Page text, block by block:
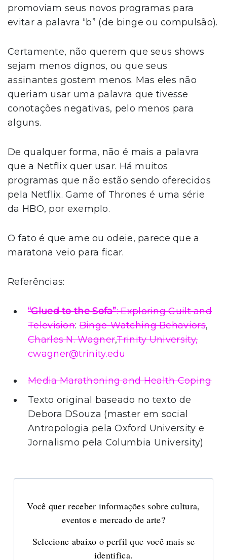
promoviam seus novos programas para
evitar a palavra “b” (de binge ou compulsão).
Certamente, não querem que seus shows
sejam menos dignos, ou que seus
assinantes gostem menos. Mas eles não
queriam usar uma palavra que tivesse
conotações negativas, pelo menos para
alguns.
De qualquer forma, não é mais a palavra
que a Netflix quer usar. Há muitos
programas que não estão sendo oferecidos
pela Netflix. Game of Thrones é uma série
da HBO, por exemplo.
O fato é que ame ou odeie, parece que a
maratona veio para ficar.
Referências:
“Glued to the Sofa”: Exploring Guilt and
Television:Binge-Watching Behaviors,
Charles N. Wagner,Trinity University,
cwagner@trinity.edu
Media Marathoning and Health Coping
Texto original baseado no texto de
Debora DSouza (master em social
Antropologia pela Oxford University e
Jornalismo pela Columbia University)
Você quer receber informações sobre cultura,
eventos e mercado de arte?
Selecione abaixo o perfil que você mais se
identifica.